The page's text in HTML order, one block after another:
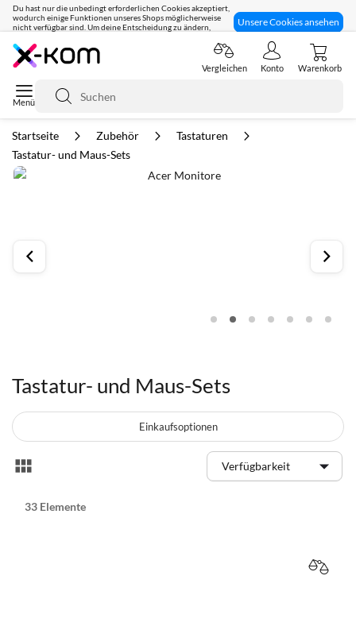
Du hast nur die unbedingt erforderlichen Cookies akzeptiert,
wodurch einige Funktionen unseres Shops möglicherweise
nicht verfügbar sind. Um deine Entscheidung zu ändern,
Unsere Cookies ansehen
Seit 8 Jahren für dich da!
Suche
Vergleichen Konto Warenkorb
Startseite Zubehör
Tastaturen
Tastatur- und Maus-Sets
Tastatur- und Maus-Sets
Anzeigen
Liste
33 Elemente
Einkaufsoptionen